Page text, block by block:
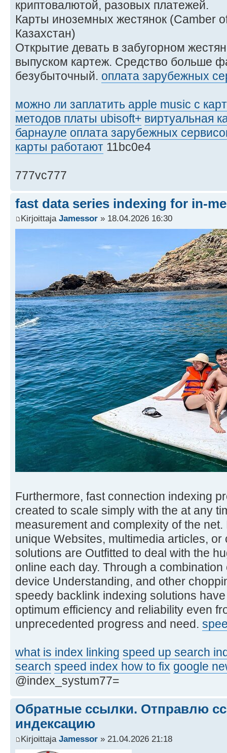
криптовалютой, разовых платежей.
Карты иноземных жестянок (Camber
Казахстан)
Открытие девать в забугорном
выпуском картеж. Средство больше
безубыточный. оплата зарубежных
можно ли заплатить apple music с
методов платы ubisoft+ виртуальная
барнауле оплата зарубежных
карты работают 11bc0e4
777vc777
fast data series indexing for in-
Kirjoittaja Jamessor » 18.04.2026 16:30
Furthermore, fast connection indexing
created to scale simply with the at any
measurement and complexity of the
unique Websites, multimedia articles,
solutions are Outfitted to deal with the
online each day. Through a
device Understanding, and other
speedy backlink indexing solutions
optimum efficiency and reliability even
unprecedented progress and need.
what is index linking speed up search
search speed index how to fix google
@index_systum77=
Обратные ссылки. Отправлю
индексацию
Kirjoittaja Jamessor » 21.04.2026 21:18